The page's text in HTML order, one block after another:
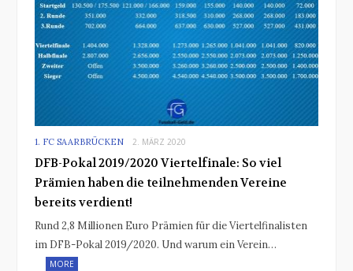
1. FC SAARBRÜCKEN 2. MÄRZ 2020
DFB-Pokal 2019/2020 Viertelfinale: So viel
Prämien haben die teilnehmenden Vereine
bereits verdient!
Rund 2,8 Millionen Euro Prämien für die Viertelfinalisten
im DFB-Pokal 2019/2020. Und warum ein Verein…
MORE